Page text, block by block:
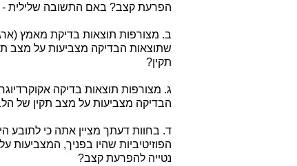
הפרעת קצב? באם התשובה שלילית -
שתוצאות הבדיקה מצביעות על מצב
תקין?
הבדיקה מצביעות על מצב תקין של
ד. בחוות דעתך מציין אתה כי לתובע
נטייה להפרעת קצב?